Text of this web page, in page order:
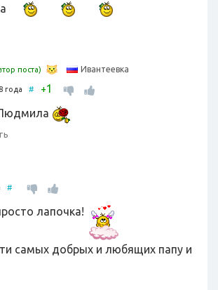
поста) Ивантеевка
года # +1
#
лапочка!
самых добрых и любящих папу и